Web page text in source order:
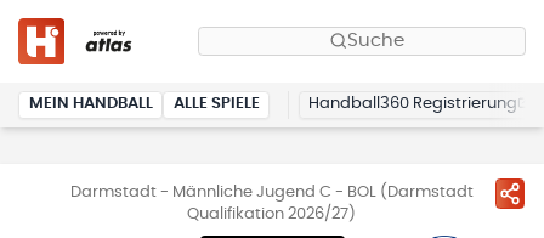
Suche
MEIN HANDBALL ALLE SPIELE Handball360 Registrierung
Darmstadt - Männliche Jugend C - BOL (Darmstadt
Qualifikation 2026/27)